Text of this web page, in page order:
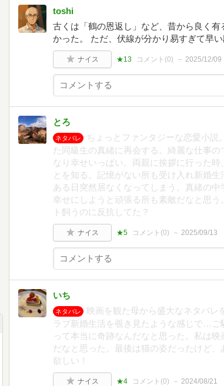
toshi
古くは「鶴の恩返し」など、昔から良く
かった。 ただ、伏線が分かり易すぎて早
ナイス ★13 コメント(0) 2025/12/09
とろ
ネタバレ
ちょっとファンタジーな恋愛小説
た同級生の真緒に再会する。綺麗な仕事
なり幸せいっぱい。両親に挨拶に行った
とを知る。記憶がない所も受け入れ新婚
ある日突然居なくなってしまう。真緒の
幸せにしようと頑張る所も素敵だなと思
ト飼うのに反抗してた？
ナイス ★5 コメント(0) 2025/09/13
いち
ネタバレ
映画を観た母から盛大なネタバレ
ラブ新婚生活を覗き見たような感じで…ご
って本当に奇跡なんだなと思った。私は
だなと思った。最後は猫の姿だったけど
欲しい！
ナイス ★4 コメント(0) 2024/08/21